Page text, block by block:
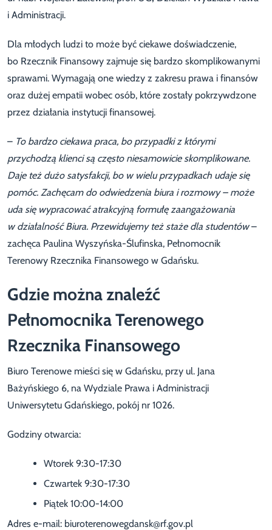
i Administracji.
Dla młodych ludzi to może być ciekawe doświadczenie,
bo Rzecznik Finansowy zajmuje się bardzo skomplikowanymi
sprawami. Wymagają one wiedzy z zakresu prawa i finansów
oraz dużej empatii wobec osób, które zostały pokrzywdzone
przez działania instytucji finansowej.
– To bardzo ciekawa praca, bo przypadki z którymi
przychodzą klienci są często niesamowicie skomplikowane.
Daje też dużo satysfakcji, bo w wielu przypadkach udaje się
pomóc. Zachęcam do odwiedzenia biura i rozmowy – może
uda się wypracować atrakcyjną formułę zaangażowania
w działalność Biura. Przewidujemy też staże dla studentów–
zachęca Paulina Wyszyńska-Ślufinska, Pełnomocnik
Terenowy Rzecznika Finansowego w Gdańsku.
Gdzie można znaleźć
Pełnomocnika Terenowego
Rzecznika Finansowego
Biuro Terenowe mieści się w Gdańsku, przy ul. Jana
Bażyńskiego 6, na Wydziale Prawa i Administracji
Uniwersytetu Gdańskiego, pokój nr 1026.
Godziny otwarcia:
Wtorek 9:30-17:30
Czwartek 9:30-17:30
Piątek 10:00-14:00
Adres e-mail: biuroterenowegdansk@rf.gov.pl